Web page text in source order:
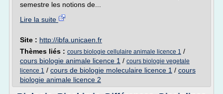
semestre les notions de...
Lire la suite
Site : http://ibfa.unicaen.fr
Thèmes liés : cours biologie cellulaire animale licence 1 /
cours biologie animale licence 1 / cours biologie vegetale
licence 1 / cours de biologie moleculaire licence 1 / cours
biologie animale licence 2